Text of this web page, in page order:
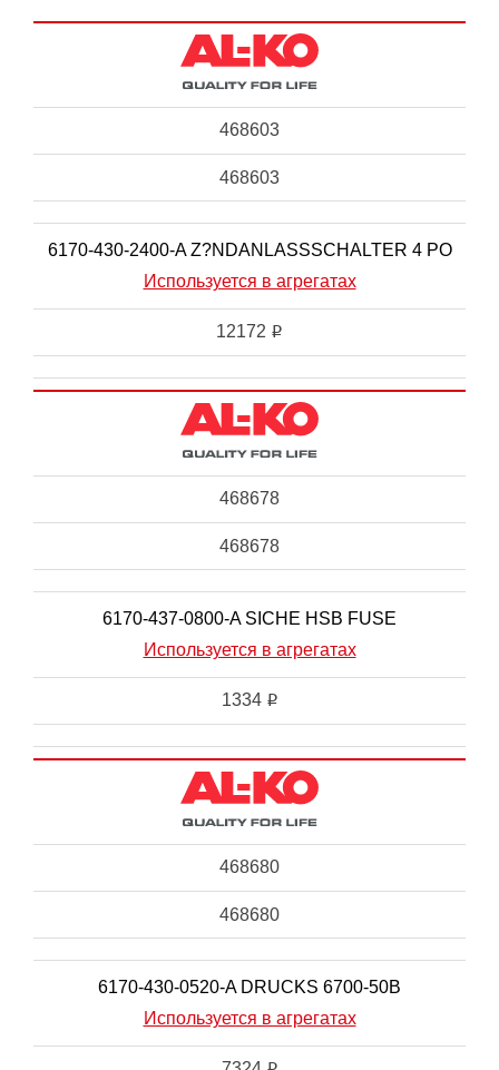
468603
468603
6170-430-2400-A Z?NDANLASSSCHALTER 4 PO
Используется в агрегатах
12172 i
468678
468678
6170-437-0800-A SICHE HSB FUSE
Используется в агрегатах
1334 i
468680
468680
6170-430-0520-A DRUCKS 6700-50B
Используется в агрегатах